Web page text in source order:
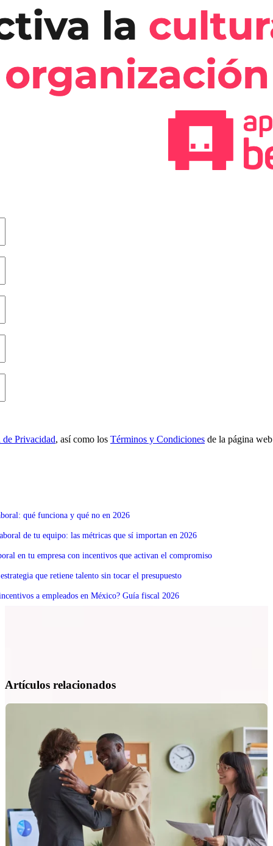
de Privacidad, así como los Términos y Condiciones de la página
qué funciona y qué no en 2026
de tu equipo: las métricas que sí importan en 2026
en tu empresa con incentivos que activan el compromiso
que retiene talento sin tocar el presupuesto
a empleados en México? Guía fiscal 2026
Artículos relacionados